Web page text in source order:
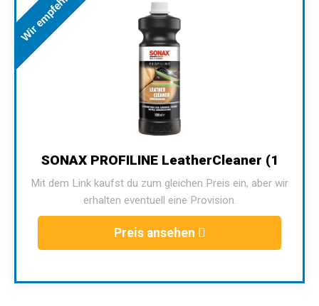
Wir empfehlen
SONAX PROFILINE LeatherCleaner (1
Mit dem Link kaufst du zum gleichen Preis ein, aber wir
erhalten eventuell eine Provision.
Preis ansehen